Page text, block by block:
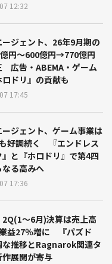
12:32
ジェント、26年9月期の
円～600億円→770億円
広告・ABEMA・ゲーム
ドリ』の貢献も
17:45
ジェント、ゲーム事業は
好調続く 『エンドレス
と『ホロドリ』で第4四
る高みへ
17:36
2Q(1～6月)決算は売上高
益27％増に 『パズド
な推移とRagnarok関連タ
展開が寄与